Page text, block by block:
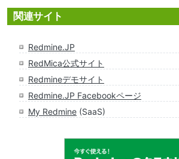
関連サイト
Redmine.JP
RedMica公式サイト
Redmineデモサイト
Redmine.JP Facebookページ
My Redmine (SaaS)